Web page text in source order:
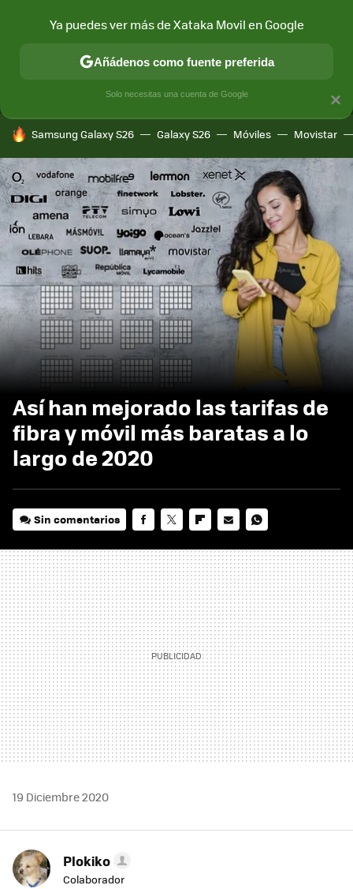
MÓVIL Y SOCIEDAD APLICACIONES
HOY SE HABLA DE
Samsung Galaxy S26 Galaxy S26 Móviles Movistar
Así han mejorado las tarifas de
fibra y móvil más baratas a lo
largo de 2020
Sin comentarios
MAIL
19 Diciembre 2020
Plokiko
Colaborador
×
Ya puedes ver más de Xataka Movil en Google
Añádenos como fuente preferida
Solo necesitas una cuenta de Google